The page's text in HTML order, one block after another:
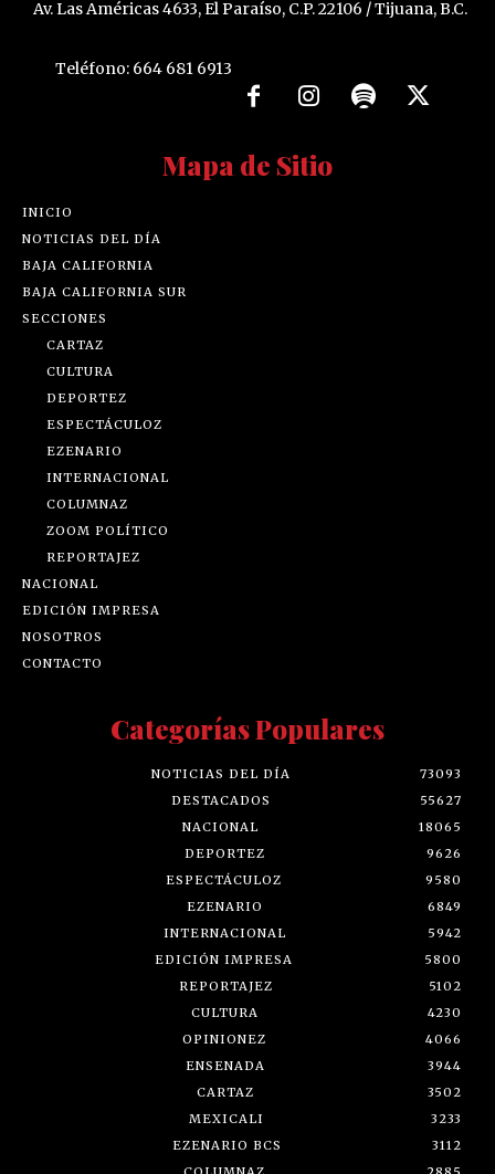
Av. Las Américas 4633, El Paraíso, C.P. 22106 / Tijuana, B.C.
Teléfono: 664 681 6913
Mapa de Sitio
INICIO
NOTICIAS DEL DÍA
BAJA CALIFORNIA
BAJA CALIFORNIA SUR
SECCIONES
CARTAZ
CULTURA
DEPORTEZ
ESPECTÁCULOZ
EZENARIO
INTERNACIONAL
COLUMNAZ
ZOOM POLÍTICO
REPORTAJEZ
NACIONAL
EDICIÓN IMPRESA
NOSOTROS
CONTACTO
Categorías Populares
NOTICIAS DEL DÍA
73093
DESTACADOS
55627
NACIONAL
18065
DEPORTEZ
9626
ESPECTÁCULOZ
9580
EZENARIO
6849
INTERNACIONAL
5942
EDICIÓN IMPRESA
5800
REPORTAJEZ
5102
CULTURA
4230
OPINIONEZ
4066
ENSENADA
3944
CARTAZ
3502
MEXICALI
3233
EZENARIO BCS
3112